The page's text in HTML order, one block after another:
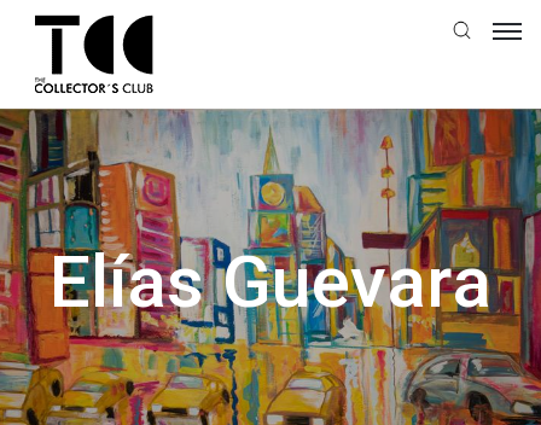
Elías Guevara